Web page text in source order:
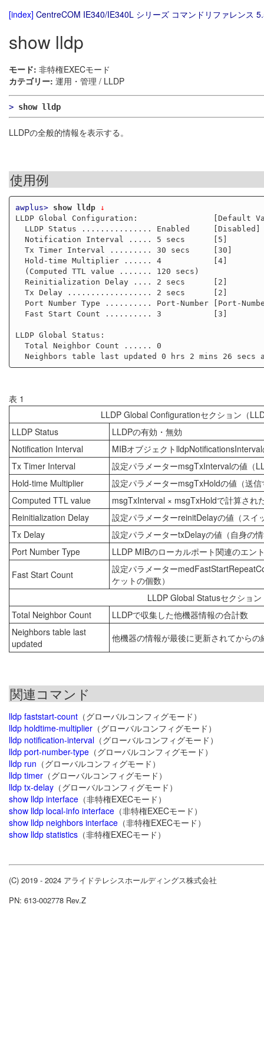
[index] CentreCOM IE340/IE340L シリーズ コマンドリファレンス
show lldp
モード: 非特権EXECモード
カテゴリー: 運用・管理 / LLDP
> show lldp
LLDPの全般的情報を表示する。
使用例
awplus> show lldp ↓
LLDP Global Configuration:                [Default
LLDP Global Status:
表 1
LLDP Global Configurationセクション（
LLDP Status
LLDPの有効・無効
Notification Interval
MIBオブジェクト
Tx Timer Interval
設定パラメーターmsgTxIntervalの値（
Hold-time Multiplier
設定パラメーターmsgTxHoldの値（送
Computed TTL value
msgTxInterval × msgTxHoldで計算され
Reinitialization Delay
設定パラメーターreinitDelayの値（スイ
Tx Delay
設定パラメーターtxDelayの値（自身の
Port Number Type
LLDP MIBのローカルポート関連のエン
Fast Start Count
設定パラメーター
ケットの個数）
LLDP Global Statusセクショ
Total Neighbor Count
LLDPで収集した他機器情報の合計数
Neighbors table last
updated
他機器の情報が最後に更新されてからの
関連コマンド
lldp faststart-count （グローバルコンフィグモード）
lldp holdtime-multiplier （グローバルコンフィグモード）
lldp notification-interval （グローバルコンフィグモード）
lldp port-number-type （グローバルコンフィグモード）
lldp run （グローバルコンフィグモード）
lldp timer （グローバルコンフィグモード）
lldp tx-delay （グローバルコンフィグモード）
show lldp interface （非特権EXECモード）
show lldp local-info interface （非特権EXECモード）
show lldp neighbors interface （非特権EXECモード）
show lldp statistics （非特権EXECモード）
(C) 2019 - 2024 アライドテレシスホールディングス株式会社
PN: 613-002778 Rev.Z